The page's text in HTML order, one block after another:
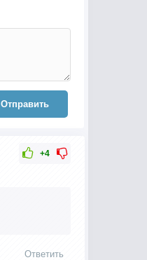
Отправить
+4
Ответить